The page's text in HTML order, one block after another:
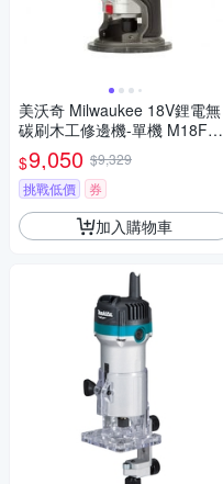
美沃奇 Milwaukee 18V鋰電無
碳刷木工修邊機-單機 M18FTR
8-0 空機
$9,050 $9,329
挑戰低價
券
加入購物車